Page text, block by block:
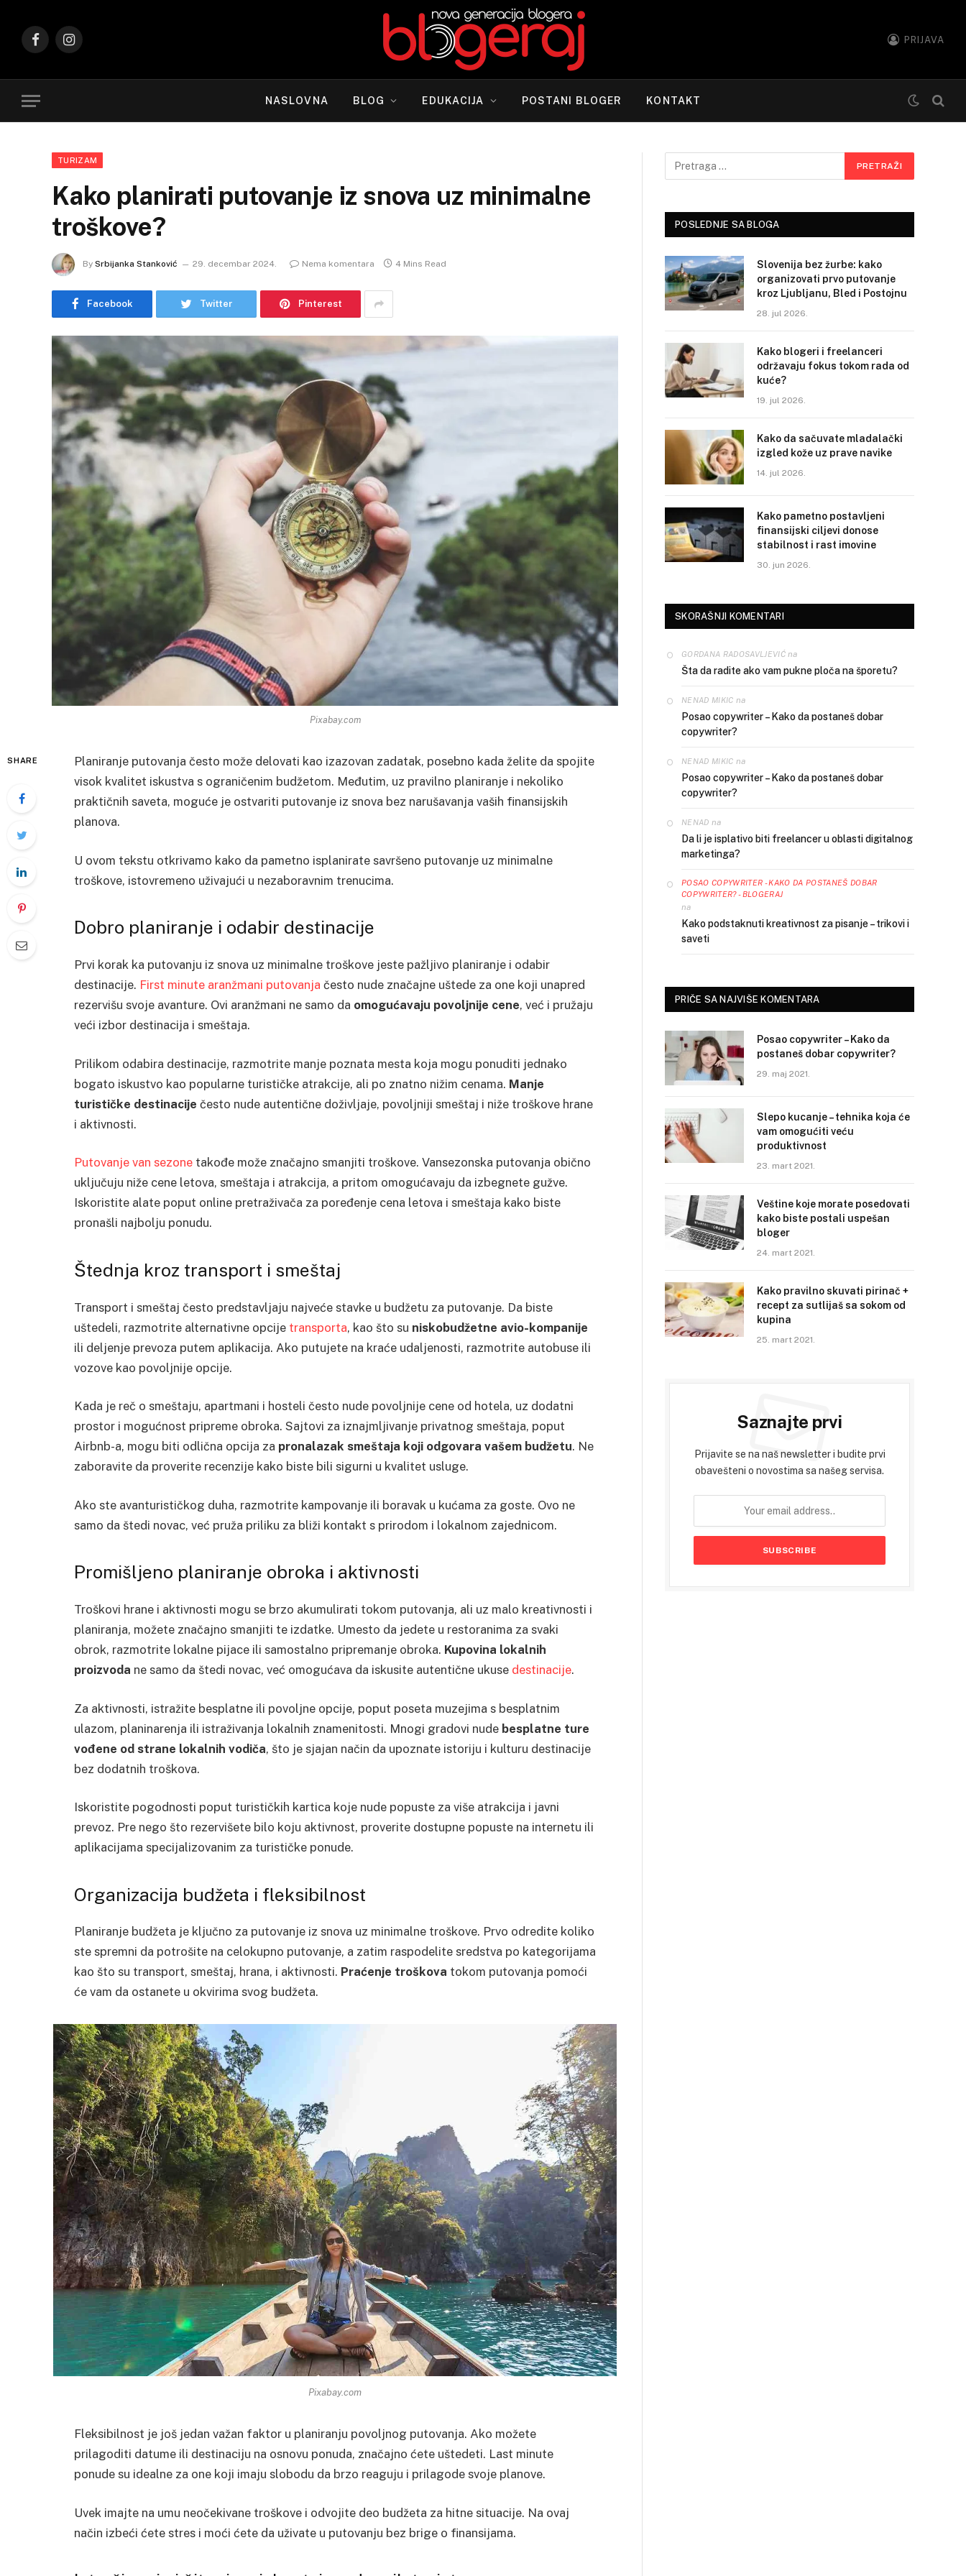
FacebookInstagram
PRIJAVA
NASLOVNA BLOG EDUKACIJA POSTANI BLOGER KONTAKT
TURIZAM
Kako planirati putovanje iz snova uz minimalne
troškove?
By Srbijanka Stanković 29. decembar 2024. Nema komentara 4 Mins Read
Facebook Twitter Pinterest
Pixabay.com
SHARE
Planiranje putovanja često može delovati kao izazovan zadatak, posebno kada želite da spojite
visok kvalitet iskustva s ograničenim budžetom. Međutim, uz pravilno planiranje i nekoliko
praktičnih saveta, moguće je ostvariti putovanje iz snova bez narušavanja vaših finansijskih
planova.
U ovom tekstu otkrivamo kako da pametno isplanirate savršeno putovanje uz minimalne
troškove, istovremeno uživajući u nezaboravnim trenucima.
Dobro planiranje i odabir destinacije
Prvi korak ka putovanju iz snova uz minimalne troškove jeste pažljivo planiranje i odabir
destinacije. First minute aranžmani putovanja često nude značajne uštede za one koji unapred
rezervišu svoje avanture. Ovi aranžmani ne samo da omogućavaju povoljnije cene, već i pružaju
veći izbor destinacija i smeštaja.
Prilikom odabira destinacije, razmotrite manje poznata mesta koja mogu ponuditi jednako
bogato iskustvo kao popularne turističke atrakcije, ali po znatno nižim cenama. Manje
turističke destinacije često nude autentične doživljaje, povoljniji smeštaj i niže troškove hrane
i aktivnosti.
Putovanje van sezone takođe može značajno smanjiti troškove. Vansezonska putovanja obično
uključuju niže cene letova, smeštaja i atrakcija, a pritom omogućavaju da izbegnete gužve.
Iskoristite alate poput online pretraživača za poređenje cena letova i smeštaja kako biste
pronašli najbolju ponudu.
Štednja kroz transport i smeštaj
Transport i smeštaj često predstavljaju najveće stavke u budžetu za putovanje. Da biste
uštedeli, razmotrite alternativne opcije transporta, kao što su niskobudžetne avio-kompanije
ili deljenje prevoza putem aplikacija. Ako putujete na kraće udaljenosti, razmotrite autobuse ili
vozove kao povoljnije opcije.
Kada je reč o smeštaju, apartmani i hosteli često nude povoljnije cene od hotela, uz dodatni
prostor i mogućnost pripreme obroka. Sajtovi za iznajmljivanje privatnog smeštaja, poput
Airbnb-a, mogu biti odlična opcija za pronalazak smeštaja koji odgovara vašem budžetu. Ne
zaboravite da proverite recenzije kako biste bili sigurni u kvalitet usluge.
Ako ste avanturističkog duha, razmotrite kampovanje ili boravak u kućama za goste. Ovo ne
samo da štedi novac, već pruža priliku za bliži kontakt s prirodom i lokalnom zajednicom.
Promišljeno planiranje obroka i aktivnosti
Troškovi hrane i aktivnosti mogu se brzo akumulirati tokom putovanja, ali uz malo kreativnosti i
planiranja, možete značajno smanjiti te izdatke. Umesto da jedete u restoranima za svaki
obrok, razmotrite lokalne pijace ili samostalno pripremanje obroka. Kupovina lokalnih
proizvoda ne samo da štedi novac, već omogućava da iskusite autentične ukuse destinacije.
Za aktivnosti, istražite besplatne ili povoljne opcije, poput poseta muzejima s besplatnim
ulazom, planinarenja ili istraživanja lokalnih znamenitosti. Mnogi gradovi nude besplatne ture
vođene od strane lokalnih vodiča, što je sjajan način da upoznate istoriju i kulturu destinacije
bez dodatnih troškova.
Iskoristite pogodnosti poput turističkih kartica koje nude popuste za više atrakcija i javni
prevoz. Pre nego što rezervišete bilo koju aktivnost, proverite dostupne popuste na internetu ili
aplikacijama specijalizovanim za turističke ponude.
Organizacija budžeta i fleksibilnost
Planiranje budžeta je ključno za putovanje iz snova uz minimalne troškove. Prvo odredite koliko
ste spremni da potrošite na celokupno putovanje, a zatim raspodelite sredstva po kategorijama
kao što su transport, smeštaj, hrana, i aktivnosti. Praćenje troškova tokom putovanja pomoći
će vam da ostanete u okvirima svog budžeta.
Pixabay.com
Fleksibilnost je još jedan važan faktor u planiranju povoljnog putovanja. Ako možete
prilagoditi datume ili destinaciju na osnovu ponuda, značajno ćete uštedeti. Last minute
ponude su idealne za one koji imaju slobodu da brzo reaguju i prilagode svoje planove.
Uvek imajte na umu neočekivane troškove i odvojite deo budžeta za hitne situacije. Na ovaj
način izbeći ćete stres i moći ćete da uživate u putovanju bez brige o finansijama.
POSLEDNJE SA BLOGA
Slovenija bez žurbe: kako
organizovati prvo putovanje
kroz Ljubljanu, Bled i Postojnu
28. jul 2026.
Kako blogeri i freelanceri
održavaju fokus tokom rada od
kuće?
19. jul 2026.
Kako da sačuvate mladalački
izgled kože uz prave navike
14. jul 2026.
Kako pametno postavljeni
finansijski ciljevi donose
stabilnost i rast imovine
30. jun 2026.
SKORAŠNJI KOMENTARI
GORDANA RADOSAVLJEVIĆna
Šta da radite ako vam pukne ploča na šporetu?
NENAD MIKIC na
Posao copywriter – Kako da postaneš dobar
copywriter?
NENAD MIKIC na
Posao copywriter – Kako da postaneš dobar
copywriter?
NENAD na
Da li je isplativo biti freelancer u oblasti digitalnog
marketinga?
POSAO COPYWRITER - KAKO DA POSTANEŠ DOBAR
COPYWRITER? - BLOGERAJ
na
Kako podstaknuti kreativnost za pisanje – trikovi i
saveti
PRIČE SA NAJVIŠE KOMENTARA
Posao copywriter – Kako da
postaneš dobar copywriter?
29. maj 2021.
Slepo kucanje – tehnika koja će
vam omogućiti veću
produktivnost
23. mart 2021.
Veštine koje morate posedovati
kako biste postali uspešan
bloger
24. mart 2021.
Kako pravilno skuvati pirinač +
recept za sutlijaš sa sokom od
kupina
25. mart 2021.
Saznajte prvi
Prijavite se na naš newsletter i budite prvi
obavešteni o novostima sa našeg servisa.